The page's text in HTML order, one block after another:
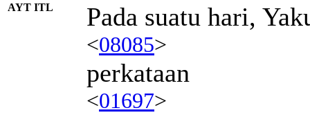
AYT ITL Pada suatu hari,
<08085>
perkataan
<01697>